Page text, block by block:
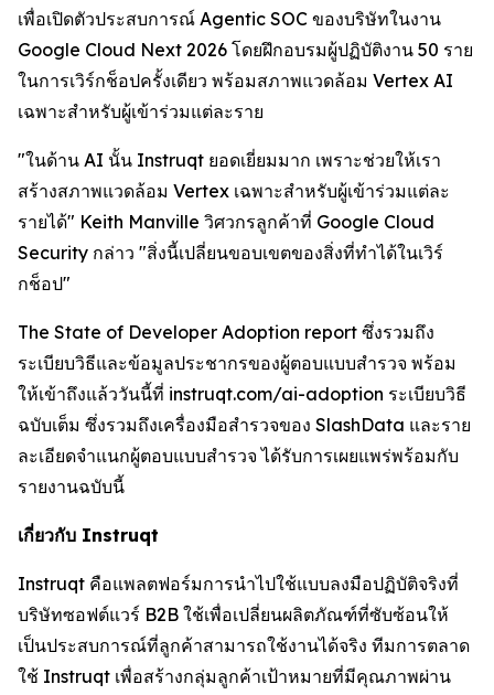
เพื่อเปิดตัวประสบการณ์ Agentic SOC ของบริษัทในงาน
Google Cloud Next 2026 โดยฝึกอบรมผู้ปฏิบัติงาน 50 ราย
ในการเวิร์กช็อปครั้งเดียว พร้อมสภาพแวดล้อม Vertex AI
เฉพาะสำหรับผู้เข้าร่วมแต่ละราย
"ในด้าน AI นั้น Instruqt ยอดเยี่ยมมาก เพราะช่วยให้เรา
สร้างสภาพแวดล้อม Vertex เฉพาะสำหรับผู้เข้าร่วมแต่ละ
รายได้" Keith Manville วิศวกรลูกค้าที่ Google Cloud
Security กล่าว "สิ่งนี้เปลี่ยนขอบเขตของสิ่งที่ทำได้ในเวิร์
กช็อป"
The State of Developer Adoption report ซึ่งรวมถึง
ระเบียบวิธีและข้อมูลประชากรของผู้ตอบแบบสำรวจ พร้อม
ให้เข้าถึงแล้ววันนี้ที่ instruqt.com/ai-adoption ระเบียบวิธี
ฉบับเต็ม ซึ่งรวมถึงเครื่องมือสำรวจของ SlashData และราย
ละเอียดจำแนกผู้ตอบแบบสำรวจ ได้รับการเผยแพร่พร้อมกับ
รายงานฉบับนี้
เกี่ยวกับ Instruqt
Instruqt คือแพลตฟอร์มการนำไปใช้แบบลงมือปฏิบัติจริงที่
บริษัทซอฟต์แวร์ B2B ใช้เพื่อเปลี่ยนผลิตภัณฑ์ที่ซับซ้อนให้
เป็นประสบการณ์ที่ลูกค้าสามารถใช้งานได้จริง ทีมการตลาด
ใช้ Instruqt เพื่อสร้างกลุ่มลูกค้าเป้าหมายที่มีคุณภาพผ่าน